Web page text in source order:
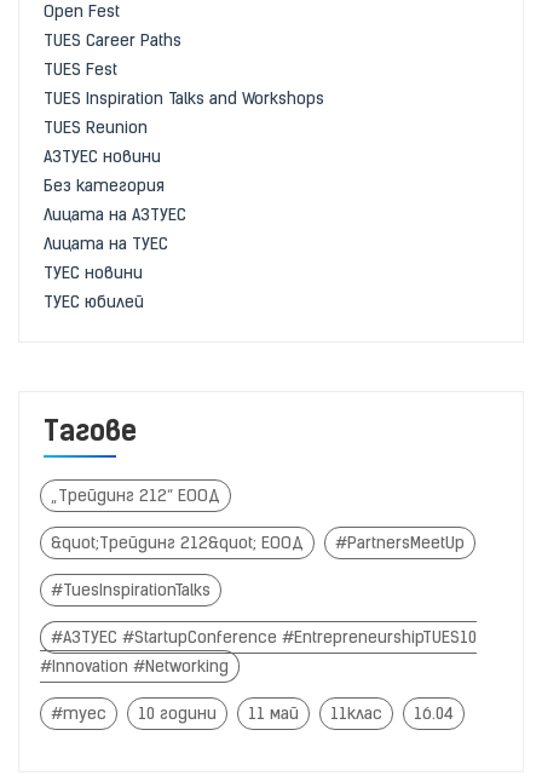
Open Fest
TUES Career Paths
TUES Fest
TUES Inspiration Talks and Workshops
TUES Reunion
АЗТУЕС новини
Без категория
Лицата на АЗТУЕС
Лицата на ТУЕС
ТУЕС новини
ТУЕС юбилей
Тагове
„Трейдинг 212“ ЕООД
&quot;Трейдинг 212&quot; ЕООД #PartnersMeetUp
#TuesInspirationTalks
#АЗТУЕС #StartupConference #EntrepreneurshipTUES10
#Innovation #Networking
#туес 10 години 11 май 11клас 16.04